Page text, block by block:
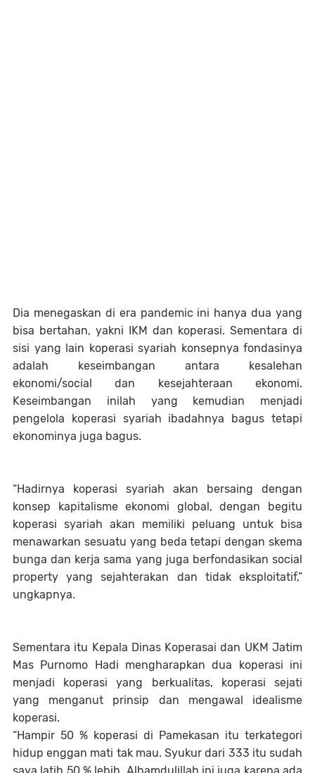
Dia menegaskan di era pandemic ini hanya dua yang
bisa bertahan, yakni IKM dan koperasi. Sementara di
sisi yang lain koperasi syariah konsepnya fondasinya
adalah keseimbangan antara kesalehan
ekonomi/social dan kesejahteraan ekonomi.
Keseimbangan inilah yang kemudian menjadi
pengelola koperasi syariah ibadahnya bagus tetapi
ekonominya juga bagus.
“Hadirnya koperasi syariah akan bersaing dengan
konsep kapitalisme ekonomi global, dengan begitu
koperasi syariah akan memiliki peluang untuk bisa
menawarkan sesuatu yang beda tetapi dengan skema
bunga dan kerja sama yang juga berfondasikan social
property yang sejahterakan dan tidak eksploitatif,”
ungkapnya.
Sementara itu Kepala Dinas Koperasai dan UKM Jatim
Mas Purnomo Hadi mengharapkan dua koperasi ini
menjadi koperasi yang berkualitas, koperasi sejati
yang menganut prinsip dan mengawal idealisme
koperasi.
“Hampir 50 % koperasi di Pamekasan itu terkategori
hidup enggan mati tak mau. Syukur dari 333 itu sudah